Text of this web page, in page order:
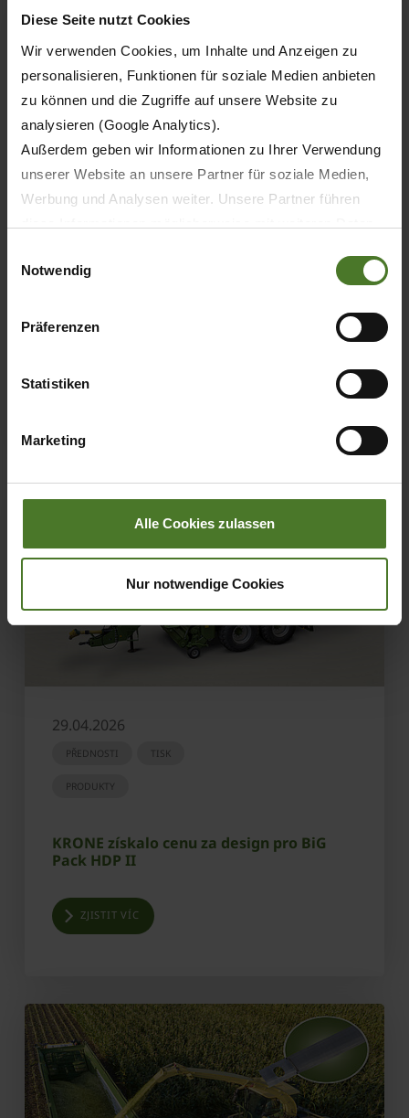
Diese Seite nutzt Cookies
Wir verwenden Cookies, um Inhalte und Anzeigen zu
personalisieren, Funktionen für soziale Medien anbieten
zu können und die Zugriffe auf unsere Website zu
analysieren (Google Analytics).
Außerdem geben wir Informationen zu Ihrer Verwendung
unserer Website an unsere Partner für soziale Medien,
Werbung und Analysen weiter. Unsere Partner führen
sie im Rahmen Ihrer Nutzung der Dienste gesammelt
Wir setzen im Rahmen des Trackings auch Dienstleister
Datenschutzbestimmungen ein, wodurch das Risiko von
behördlichen Zugriffen bzw. von Kontrollverlust bzgl.
Datenschutzhinweise
Notwendig
Präferenzen
Statistiken
Marketing
Alle Cookies zulassen
Nur notwendige Cookies
TISK
30 let KRONE BiG M – první samojízdný
29.04.2026
PŘEDNOSTI TISK
PRODUKTY
KRONE získalo cenu za design pro BiG
Pack HDP II
ZJISTIT VÍC